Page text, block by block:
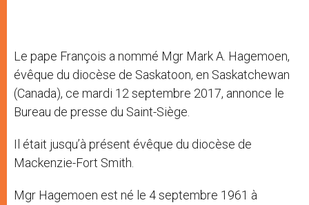
Le pape François a nommé Mgr Mark A. Hagemoen,
évêque du diocèse de Saskatoon, en Saskatchewan
(Canada), ce mardi 12 septembre 2017, annonce le
Bureau de presse du Saint-Siège.
Il était jusqu’à présent évêque du diocèse de
Mackenzie-Fort Smith.
Mgr Hagemoen est né le 4 septembre 1961 à